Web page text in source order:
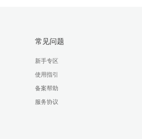
常见问题
新手专区
使用指引
备案帮助
服务协议